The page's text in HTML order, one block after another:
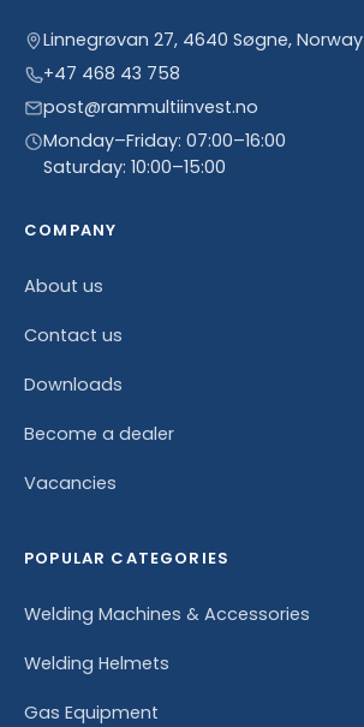
Linnegrøvan 27, 4640 Søgne, Norway
+47 468 43 758
post@rammultiinvest.no
Monday–Friday: 07:00–16:00
Saturday: 10:00–15:00
COMPANY
About us
Contact us
Downloads
Become a dealer
Vacancies
POPULAR CATEGORIES
Welding Machines & Accessories
Welding Helmets
Gas Equipment